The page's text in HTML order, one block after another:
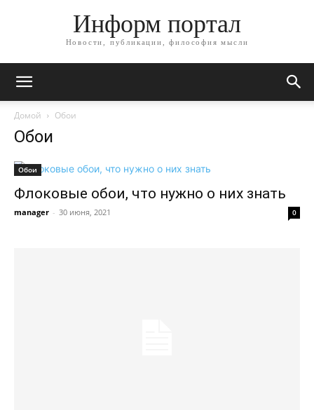
Информ портал
Новости, публикации, философия мысли
Домой Обои
Обои
Обои
Флоковые обои, что нужно о них знать
manager - 30 июня, 2021 0